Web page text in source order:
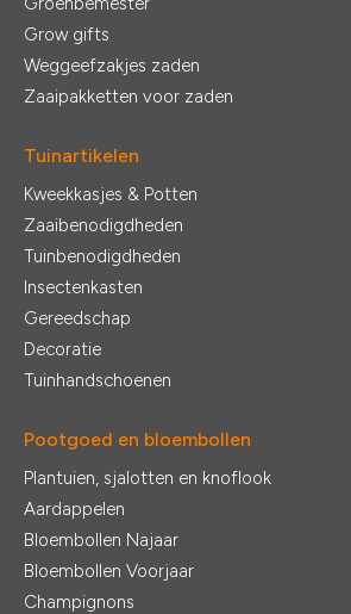
Grow gifts
Weggeefzakjes zaden
Zaaipakketten voor zaden
Tuinartikelen
Kweekkasjes & Potten
Zaaibenodigdheden
Tuinbenodigdheden
Insectenkasten
Gereedschap
Decoratie
Tuinhandschoenen
Pootgoed en bloembollen
Plantuien, sjalotten en knoflook
Aardappelen
Bloembollen Najaar
Bloembollen Voorjaar
Champignons